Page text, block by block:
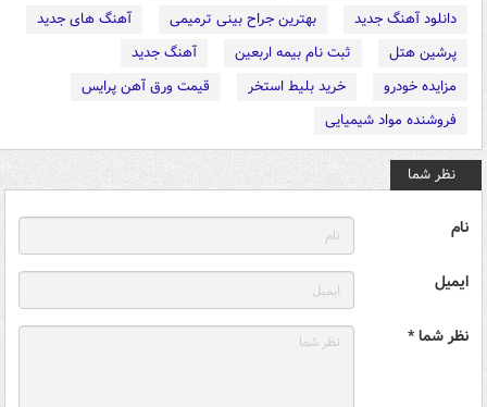
دانلود آهنگ جدید
بهترین جراح بینی ترمیمی
آهنگ های جدید
پرشین هتل
ثبت نام بیمه اربعین
آهنگ جدید
مزایده خودرو
خرید بلیط استخر
قیمت ورق آهن پرایس
فروشنده مواد شیمیایی
نظر شما
نام
ایمیل
نظر شما *